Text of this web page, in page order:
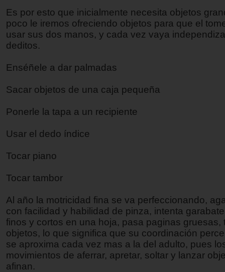
Es por esto que inicialmente necesita objetos
poco le iremos ofreciendo objetos para que el
usar sus dos manos, y cada vez vaya
deditos.
Enséñele a dar palmadas
Sacar objetos de una caja pequeña
Ponerle la tapa a un recipiente
Usar el dedo índice
Tocar piano
Tocar tambor
Al año la motricidad fina se va perfeccionando,
con facilidad y habilidad de pinza, intenta
finos y cortos en una hoja, pasa paginas gruesas,
objetos, lo que significa que su coordinación
se aproxima cada vez mas a la del adulto, pues
movimientos de aferrar, apretar, soltar y lanzar
afinan.